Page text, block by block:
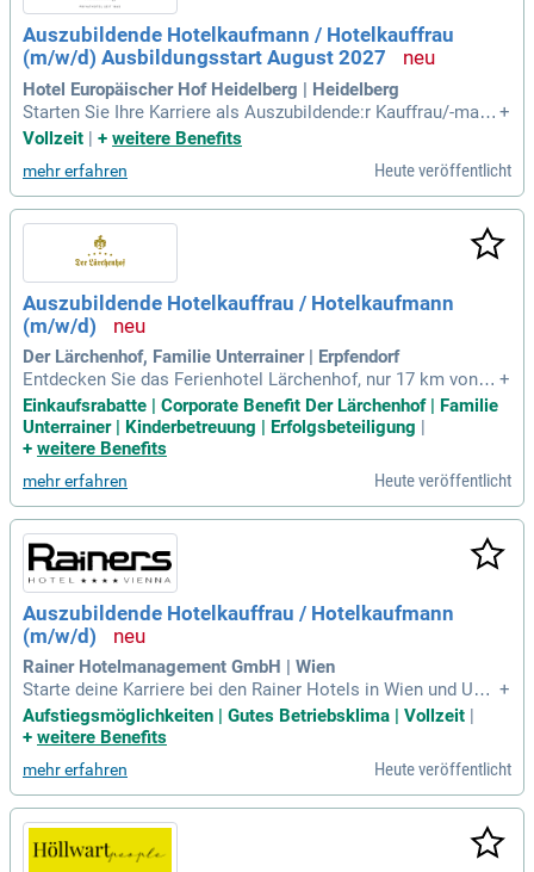
enhof bei einem erfrischenden Drink. Im Gourmetrestaurant
erwartet Sie eine exquisite Auswahl an kulinarischen Köstli
chkeiten der französisch-regionalen Küche.
Auszubildende Hotelkaufmann / Hotelkauffrau
(m/w/d) Ausbildungsstart August 2027
Hotel Europäischer Hof Heidelberg | Heidelberg
Starten Sie Ihre Karriere als Auszubildende:r Kauffrau/-mann
für Hotelmanagement (m/w/d) in unserem renommierten H
assendes Verständnis für die wirtschaftlichen Aspekte der
Hotelbranche. Sie arbeiten in zentralen Bereichen wie Reser
vierung, Einkauf, Buchhaltung und Marketing. Zusätzlich erh
alten Sie Einblicke in operative Abteilungen wie Housekeepi
ng, Service und Rezeption. So erlernen Sie, wie alle Bereiche
effizient zusammenarbeiten und ein Hotel erfolgreich am M
arkt positioniert wird. Legen Sie den Grundstein für Ihre Zuk
unft im Hotelmanagement und entwickeln Sie wertvolle Ko
mpetenzen in diesem spannenden Umfeld!
+
Vollzeit | + weitere Benefits
mehr erfahren Heute veröffentlicht
Auszubildende Hotelkauffrau / Hotelkaufmann
(m/w/d)
Der Lärchenhof, Familie Unterrainer | Erpfendorf
Entdecken Sie das Ferienhotel Lärchenhof, nur 17 km von Ki
tzbühel entfernt. Eingebettet in die malerischen Kitzbüheler
Alpen erwarten Sie gemütliche Zimmer und exklusive Suiten
für unvergessliche Entspannung und Erholung.
+
Einkaufsrabatte | Corporate Benefit Der Lärchenhof | Familie
Unterrainer | Kinderbetreuung | Erfolgsbeteiligung |
+ weitere Benefits
mehr erfahren Heute veröffentlicht
Auszubildende Hotelkauffrau / Hotelkaufmann
(m/w/d)
Rainer Hotelmanagement GmbH | Wien
Starte deine Karriere bei den Rainer Hotels in Wien und Umg
ebung! Erlebe einen persönlichen Service und entdecke spa
nnende Karrieremöglichkeiten, die nicht nur unseren Gästen,
+
Aufstiegsmöglichkeiten | Gutes Betriebsklima | Vollzeit
+ weitere Benefits
mehr erfahren Heute veröffentlicht